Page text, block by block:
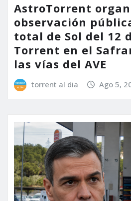
AstroTorrent
observación
total de Sol del 12
Torrent en el
las vías del AVE
torrent al dia Ago 5,